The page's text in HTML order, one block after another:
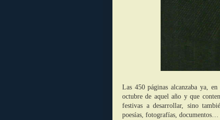
Las 450 páginas alcanzaba ya,
octubre de aquel año y que
festivas a desarrollar, sino
poesías, fotografías,